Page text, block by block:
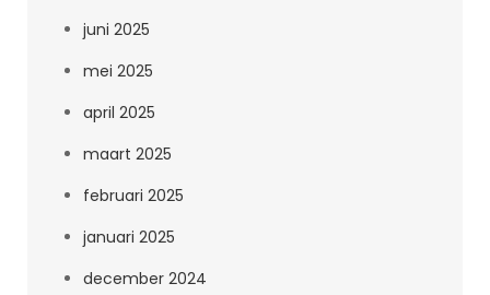
juni 2025
mei 2025
april 2025
maart 2025
februari 2025
januari 2025
december 2024